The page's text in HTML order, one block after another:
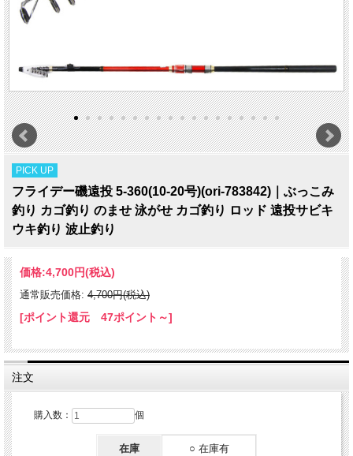
PICK UP
フライデー磯遠投 5-360(10-20号)(ori-783842)｜ぶっこみ
釣り カゴ釣り のませ 泳がせ カゴ釣り ロッド 遠投サビキ
ウキ釣り 波止釣り
価格:4,700円(税込)
通常販売価格: 4,700円(税込)
[ポイント還元 47ポイント～]
注文
購入数： 個
在庫 ○ 在庫有